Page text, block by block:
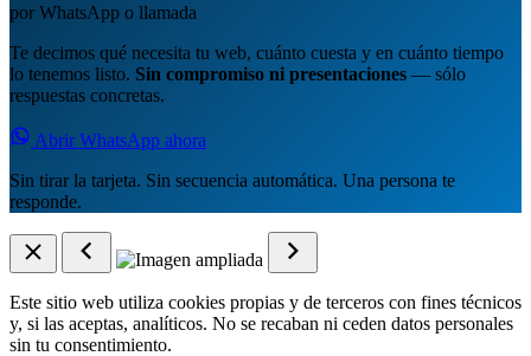
por WhatsApp o llamada
Te decimos qué necesita tu web, cuánto cuesta y en cuánto tiempo
lo tenemos listo. Sin compromiso ni presentaciones — sólo
respuestas concretas.
Abrir WhatsApp ahora
Sin tirar la tarjeta. Sin secuencia automática. Una persona te
responde.
Este sitio web utiliza cookies propias y de terceros con fines técnicos
y, si las aceptas, analíticos. No se recaban ni ceden datos personales
sin tu consentimiento.